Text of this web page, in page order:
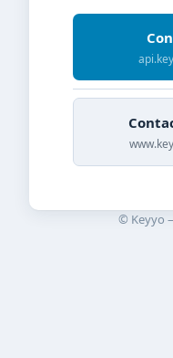
© Keyyo